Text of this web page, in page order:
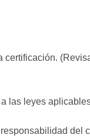
certificación.
las leyes
del